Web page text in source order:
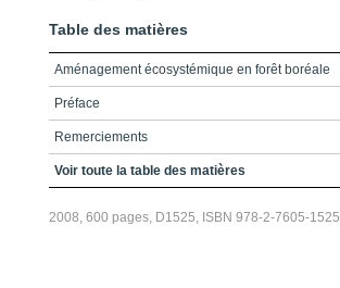
Table des matières
Aménagement écosystémique en forêt boréale
Préface
Remerciements
Table des matières
Voir toute la table des matières
2008, 600 pages, D1525, ISBN 978-2-7605-